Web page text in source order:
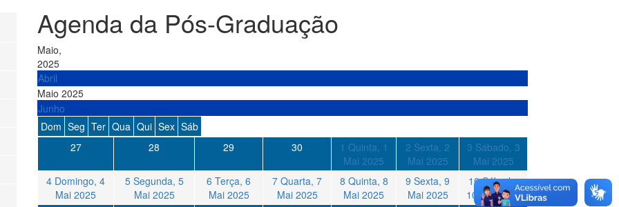
Agenda da Pós-Graduação
Maio,
2025
Abril
Maio 2025
Junho
Dom Seg Ter Qua Qui Sex Sáb
27
28 29 30 1 Quinta, 1
Mai 2025
2 Sexta, 2
Mai 2025
3 Sábado, 3
Mai 2025
4 Domingo, 4
Mai 2025
5 Segunda, 5
Mai 2025
6 Terça, 6
Mai 2025
7 Quarta, 7
Mai 2025
8 Quinta, 8
Mai 2025
9 Sexta, 9
Mai 2025
10 Sábado,
10 Mai 2025